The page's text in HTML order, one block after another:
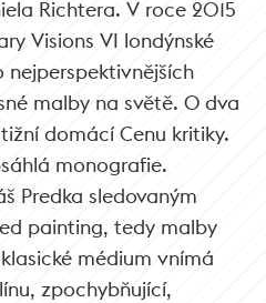
Richtera. V roce 2015
Visions VI londýnské
nejperspektivnějších
malby na světě. O dva
domácí Cenu kritiky.
monografie.
Predka sledovaným
painting, tedy malby
médium vnímá
zpochybňující,